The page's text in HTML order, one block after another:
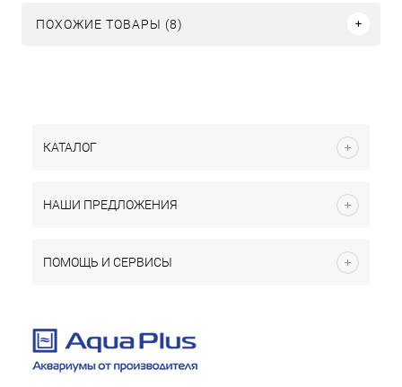
ПОХОЖИЕ ТОВАРЫ (8)
КАТАЛОГ
НАШИ ПРЕДЛОЖЕНИЯ
ПОМОЩЬ И СЕРВИСЫ